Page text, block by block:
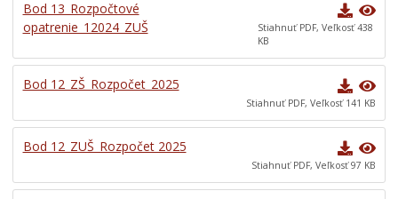
Bod 13_Rozpočtové
opatrenie_12024_ZUŠ
Stiahnuť PDF, Veľkosť 438
KB
Bod 12_ZŠ_Rozpočet_2025
Stiahnuť PDF, Veľkosť 141 KB
Bod 12_ZUŠ_Rozpočet 2025
Stiahnuť PDF, Veľkosť 97 KB